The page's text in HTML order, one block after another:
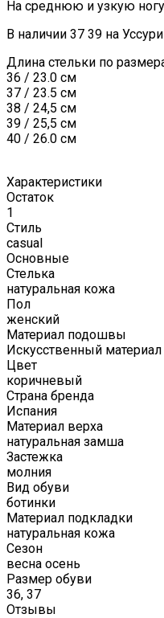
На среднюю и узкую
В наличии 37 39 на
Длина стельки по
36 / 23.0 см
37 / 23.5 см
38 / 24,5 см
39 / 25,5 см
40 / 26.0 см
Характеристики
Остаток
1
Стиль
casual
Основные
Стелька
натуральная кожа
Пол
женский
Материал подошвы
Искусственный материал
Цвет
коричневый
Страна бренда
Испания
Материал верха
натуральная замша
Застежка
молния
Вид обуви
ботинки
Материал подкладки
натуральная кожа
Сезон
весна осень
Размер обуви
36, 37
Отзывы